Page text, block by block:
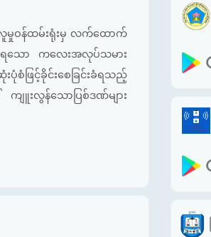
လူမှုဝန်ထမ်းရုံးမှ လက်ထောက်
ခံရသော ကလေးအလုပ်သမား
စံဖြင့်ခိုင်းစေခြင်းခံရသည့်
ျူးလွန်သောပြစ်ဒဏ်များ